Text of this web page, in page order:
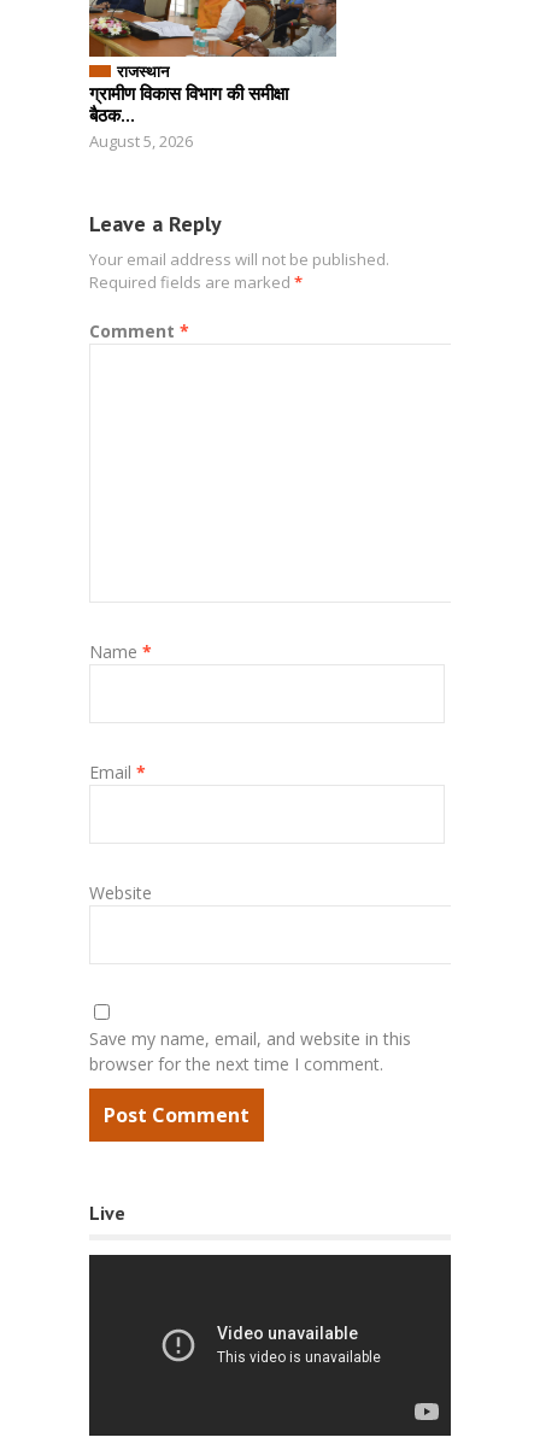
राजस्थान
ग्रामीण विकास विभाग की समीक्षा
बैठक...
August 5, 2026
Leave a Reply
Your email address will not be published.
Required fields are marked *
Comment *
Name *
Email *
Website
Save my name, email, and website in this
browser for the next time I comment.
Live